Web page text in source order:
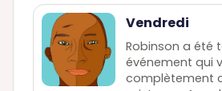
Vendredi
Robinson a été
événement qui
complètement